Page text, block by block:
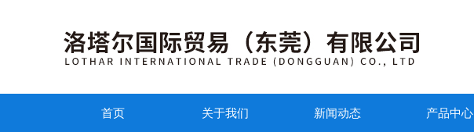
首页 关于我们 新闻动态 产品中心